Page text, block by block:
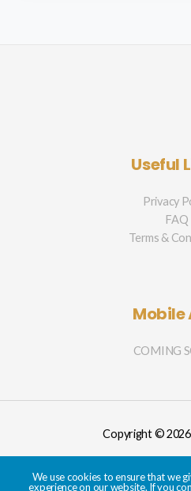
Useful
Privacy
FAQ
Terms &
Mobile
COMING
Copyright ©
We use cookies to ensure that we
experience on our website. If you